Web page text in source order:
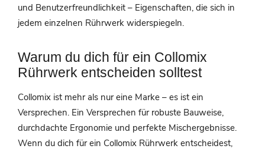
und Benutzerfreundlichkeit – Eigenschaften, die sich in
jedem einzelnen Rührwerk widerspiegeln.
Warum du dich für ein Collomix
Rührwerk entscheiden solltest
Collomix ist mehr als nur eine Marke – es ist ein
Versprechen. Ein Versprechen für robuste Bauweise,
durchdachte Ergonomie und perfekte Mischergebnisse.
Wenn du dich für ein Collomix Rührwerk entscheidest,